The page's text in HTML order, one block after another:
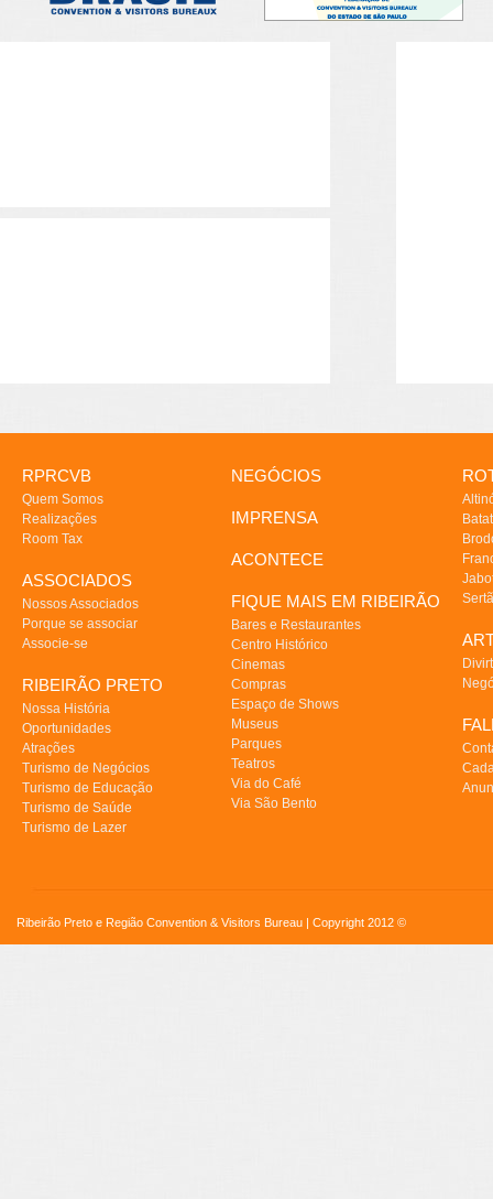
RPRCVB
Quem Somos
Realizações
Room Tax
ASSOCIADOS
Nossos Associados
Porque se associar
Associe-se
RIBEIRÃO PRETO
Nossa História
Oportunidades
Atrações
Turismo de Negócios
Turismo de Educação
Turismo de Saúde
Turismo de Lazer
NEGÓCIOS
IMPRENSA
ACONTECE
FIQUE MAIS EM RIBEIRÃO
Bares e Restaurantes
Centro Histórico
Cinemas
Compras
Espaço de Shows
Museus
Parques
Teatros
Via do Café
Via São Bento
Ribeirão Preto e Região Convention & Visitors Bureau | Copyright 2012 ©